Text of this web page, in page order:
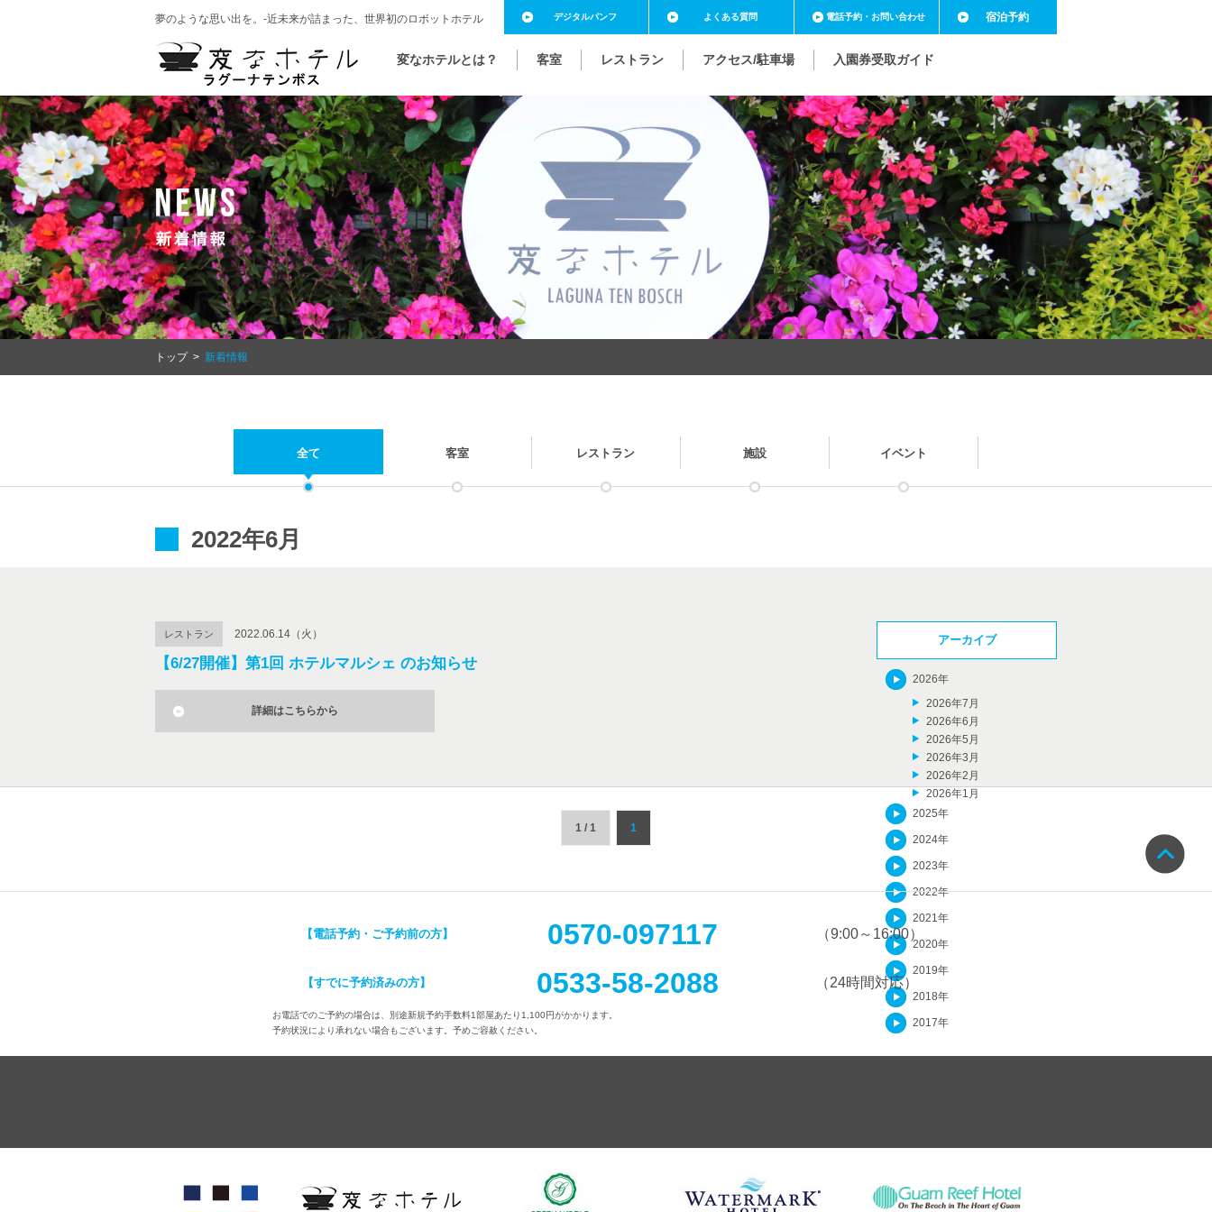
夢のような思い出を。-近未来が詰まった、世界初のロボットホテル
変なホテルとは？ 客室 レストラン アクセス/駐車場 入園券受取ガイド
よくある質問 電話予約 ・お問い合わせ
デジタルパンフ 宿泊予約
トップ> 新着情報
全て 客室 レストラン 施設 イベント
2022年6月
レストラン 2022.06.14（火）
【6/27開催】第1回 ホテルマルシェ のお知らせ
詳細はこちらから
1 / 1 1
アーカイブ
2026年
2026年7月
2026年6月
2026年5月
2026年3月
2026年2月
2026年1月
2025年
2024年
2023年
2022年
2021年
2020年
2019年
2018年
2017年
【電話予約・ご予約前の方】 0570-097117 （9:00～16:00）
【すでに予約済みの方】 0533-58-2088 （24時間対応）
お電話でのご予約の場合は、別途新規予約手数料1部屋あたり1,100円がかかります。
予約状況により承れない場合もございます。予めご容赦ください。